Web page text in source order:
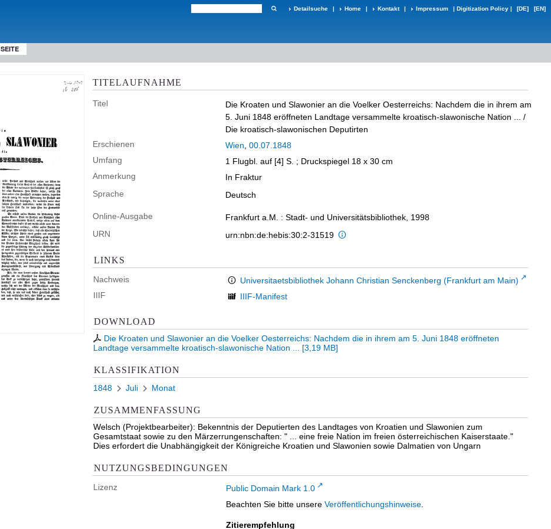
Detailsuche | Home | Kontakt | Impressum | Digitization Policy | [DE] [EN]
SEITE
TITELAUFNAHME
Titel
Die Kroaten und Slawonier an die Voelker Oesterreichs: Nachdem die in ihrem am
5. Juni 1848 eröffneten Landtage versammelte kroatisch-slawonische Nation ...
/
Die kroatisch-slawonischen Deputirten
Erschienen
Wien 00.07.1848
Umfang
1 Flugbl. auf [4] S. ; Druckspiegel 18 x 30 cm
Anmerkung
In Fraktur
Sprache
Deutsch
Online-Ausgabe
Frankfurt a.M. : Stadt- und Universitätsbibliothek, 1998
URN
urn:nbn:de:hebis:30:2-31519
LINKS
Nachweis
Universitaetsbibliothek Johann Christian Senckenberg (Frankfurt am Main)
IIIF
IIIF-Manifest
DOWNLOAD
Die Kroaten und Slawonier an die Voelker Oesterreichs: Nachdem die in ihrem am 5. Juni 1848 eröffneten
Landtage versammelte kroatisch-slawonische Nation ...
[3,19 MB]
KLASSIFIKATION
1848 Juli Monat
ZUSAMMENFASSUNG
Welsch (Projektbearbeiter): Bekenntnis der Deputierten des Landtages von Kroatien und Slawonien zum
Gesamtstaat sowie zu den Märzerrungenschaften: " ... eine freie Nation im freien österreichischen Kaiserstaate."
Dies erfordert die Unabhängigkeit der Königreiche Kroatien und Slawonien sowie Dalmatien von Ungarn
NUTZUNGSBEDINGUNGEN
Lizenz Public Domain Mark 1.0
Beachten Sie bitte unsere Veröffentlichungshinweise
Zitierempfehlung